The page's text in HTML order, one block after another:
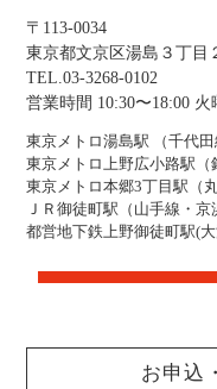
〒113-0034
東京都文京区湯島３丁目
TEL.03-3268-0102
営業時間 10:30〜18:00
東京メトロ湯島駅 （千代
東京メトロ上野広小路駅（
東京メトロ本郷3丁目駅（
ＪＲ御徒町駅（山手線・
都営地下鉄上野御徒町駅(
お申込